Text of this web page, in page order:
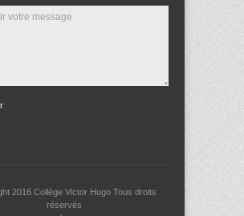
2016 Collège Victor Hugo Tous droits
réservés